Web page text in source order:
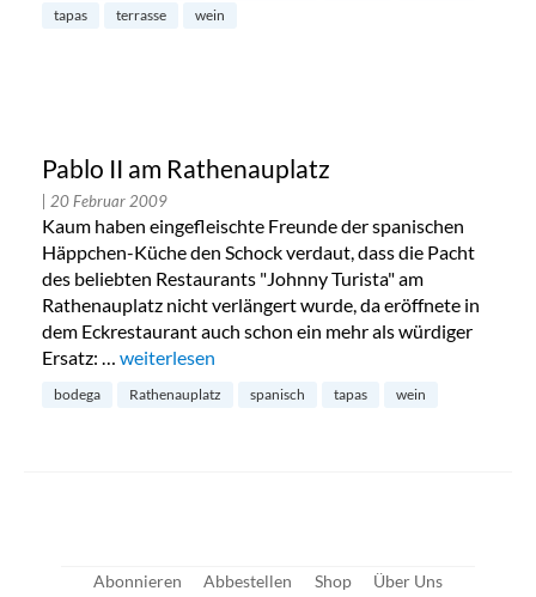
tapas
terrasse wein
Pablo II am Rathenauplatz
| 20 Februar 2009
Kaum haben eingefleischte Freunde der spanischen
Häppchen-Küche den Schock verdaut, dass die Pacht
des beliebten Restaurants "Johnny Turista" am
Rathenauplatz nicht verlängert wurde, da eröffnete in
dem Eckrestaurant auch schon ein mehr als würdiger
Ersatz: … „Pablo II am Rathenauplatz“
weiterlesen
bodega Rathenauplatz spanisch tapas wein
Abonnieren Abbestellen Shop Über Uns